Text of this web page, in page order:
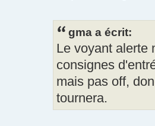
gma a écrit:
Le voyant alerte
consignes
mais pas off,
tournera.